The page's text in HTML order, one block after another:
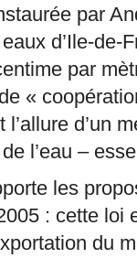
par
d’Ile-de-
par
«
d’un
l’eau –
les
: cette loi
du